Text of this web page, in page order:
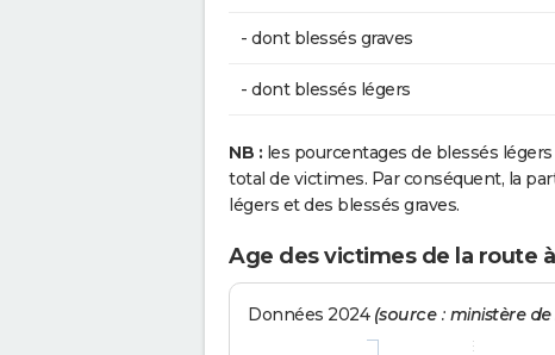
- dont blessés graves
- dont blessés légers
NB : les pourcentages de blessés
total de victimes. Par conséquent, la
légers et des blessés graves.
Age des victimes de la route
Données 2024 (source : ministère